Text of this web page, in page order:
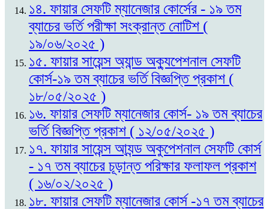
১৪. ফায়ার সেফটি ম্যানেজার কোর্সের - ১৯ তম
ব্যাচের ভর্তি পরীক্ষা সংক্রান্ত নোটিশ (
১৯/০৬/২০২৫ )
১৫. ফায়ার সায়েন্স অ্যান্ড অক্যুপেশনাল সেফটি
কোর্স-১৯ তম ব্যাচের ভর্তি বিজ্ঞপ্তি প্রকাশ (
১৮/০৫/২০২৫ )
১৬. ফায়ার সেফটি ম্যানেজার কোর্স- ১৯ তম ব্যাচের
ভর্তি বিজ্ঞপ্তি প্রকাশ ( ১২/০৫/২০২৫ )
১৭. ফায়ার সায়েন্স আ্যন্ড অকুপেশনাল সেফটি কোর্স
- ১৭ তম ব্যাচের চূড়ান্ত পরিক্ষার ফলাফল প্রকাশ
( ১৬/০২/২০২৫ )
১৮. ফায়ার সেফটি ম্যানেজার কোর্স -১৭ তম ব্যাচের